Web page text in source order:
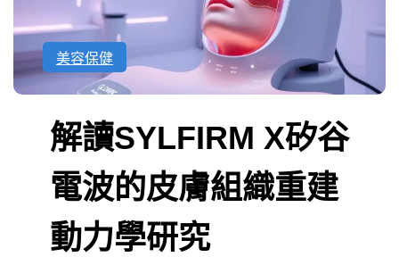
美容保健
解讀SYLFIRM X矽谷
電波的皮膚組織重建
動力學研究